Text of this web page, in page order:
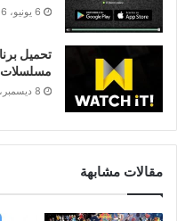
6 يونيو، 2026
مسلسلات 2024 مجانا
8 ديسمبر، 2023
مقالات مشابهة